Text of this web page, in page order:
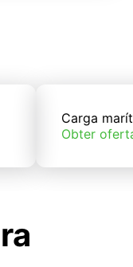
Carga
Obter